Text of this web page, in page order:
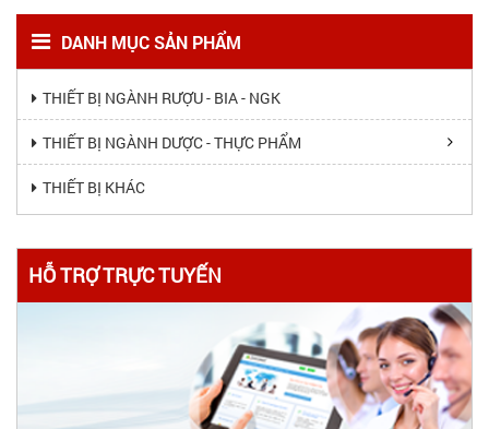
DANH MỤC SẢN PHẨM
THIẾT BỊ NGÀNH RƯỢU - BIA - NGK
THIẾT BỊ NGÀNH DƯỢC - THỰC PHẨM
THIẾT BỊ KHÁC
HỖ TRỢ TRỰC TUYẾN